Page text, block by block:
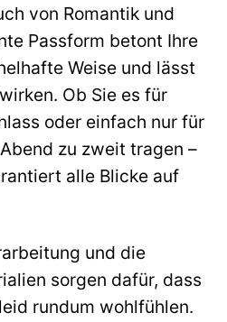
von Romantik und
Passform betont Ihre
Weise und lässt
Ob Sie es für
oder einfach nur für
zu zweit tragen –
alle Blicke auf
und die
sorgen dafür, dass
rundum wohlfühlen.